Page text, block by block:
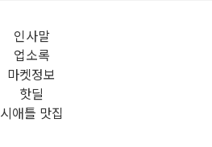
인사말
업소록
마켓정보
핫딜
시애틀 맛집